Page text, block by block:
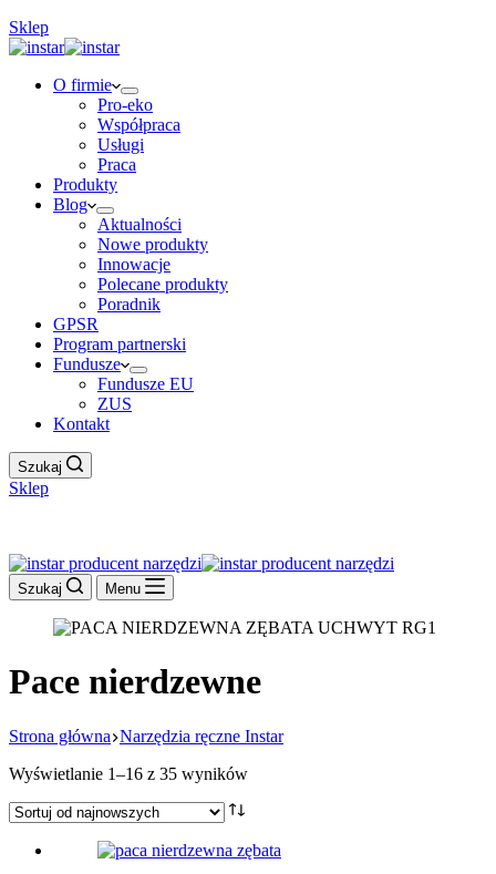
Sklep
O firmie
Pro-eko
Współpraca
Usługi
Praca
Produkty
Blog
Aktualności
Nowe produkty
Innowacje
Polecane produkty
Poradnik
GPSR
Program partnerski
Fundusze
Fundusze EU
ZUS
Kontakt
Szukaj
Sklep
Szukaj Menu
Pace nierdzewne
Strona główna Narzędzia ręczne Instar
Wyświetlanie 1–16 z 35 wynikówPosortowane